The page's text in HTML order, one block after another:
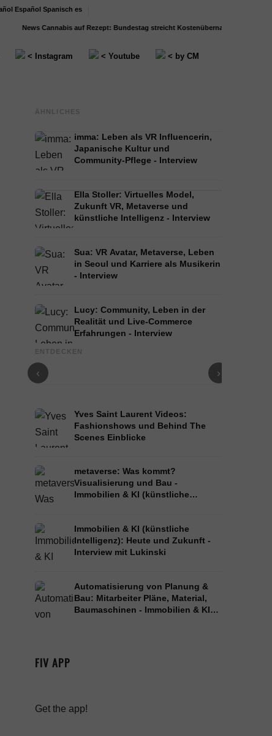
Español Spanisch es
Cannabis auf Rezept: Bundestag streicht Kostenübernahme für...
< Instagram < Youtube < by CM
ÄHNLICHES
imma: Leben als VR Influencerin,
Japanische Kultur und
Community-Pflege - Interview
Ella Stoller: Virtuelles Model,
Zukunft VR, Metaverse und
künstliche Intelligenz - Interview
Sua: VR Avatar, Metaverse, Leben
in Seoul und Karriere als Musikerin
- Interview
Lucy: Community, Leben in der
Realität und Live-Commerce
Erfahrungen - Interview
ENTDECKEN
‹
Kyra: VR Model, Metaverse, Leben in Indien und
›
Yves Saint Laurent Videos:
Fashionshows und Behind The
Scenes Einblicke
metaverse: Was kommt?
Visualisierung und Bau -
Immobilien & KI (künstliche
Immobilien & KI (künstliche
Intelligenz): Heute und Zukunft -
Interview mit Lukinski
Automatisierung von Planung &
Bau: Mitarbeiter Pläne, Material,
Baumaschinen - Immobilien & KI
FIV APP
Get the app!